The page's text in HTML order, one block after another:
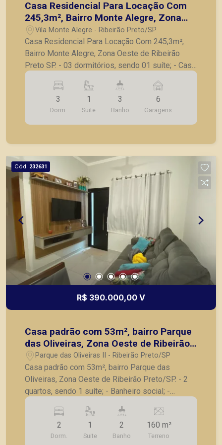
Casa Residencial Para Locação Com
245,3m², Bairro Monte Alegre, Zona
Oeste de Ribeirão Preto SP.
Vila Monte Alegre - Ribeirão Preto/SP
Casa Residencial Para Locação Com 245,3m²,
Bairro Monte Alegre, Zona Oeste de Ribeirão
Preto SP. - 03 dormitórios, sendo 01 suíte; - Casa
climatizada; - Sala para 02 ambientes; -
Escritório; - Cozinha com armários; - Área de
serviço; - Área gourmet com churrasqueira; -
Quintal amplo; - Paisagismo; - Corredor lateral; -
06 vagas de garagem; - Ótima localização,
em locação, vendas de imóveis prontos, usados
ou mesmo nos principais lançamentos da cidade
de Ribeirão Preto.
3
Dorm.
1
Suite
3
Banho
6
Garagens
Cód. 232631
R$ 390.000,00 V
Casa padrão com 53m², bairro Parque
das Oliveiras, Zona Oeste de Ribeirão
Preto/SP.
Parque das Oliveiras II - Ribeirão Preto/SP
Casa padrão com 53m², bairro Parque das
Oliveiras, Zona Oeste de Ribeirão Preto/SP. - 2
quartos, sendo 1 suíte; - Banheiro social; -
Cozinha americana; - Sala para 2 ambientes; -
Quintal; - 4 vagas de garagem. A Piramid tem
como objetivo atender seus clientes com
agilidade e segurança, em locação, vendas de
2
Dorm.
1
Suite
2
Banho
160 m²
Terreno